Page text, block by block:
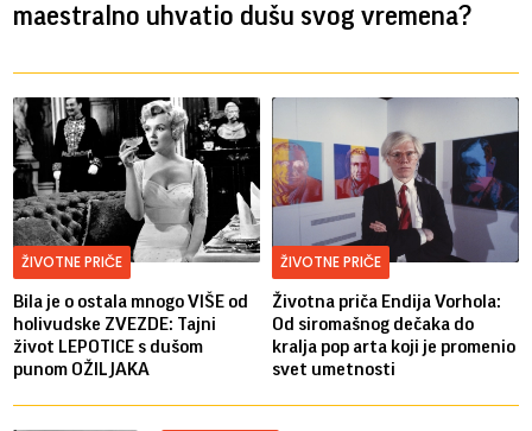
maestralno uhvatio dušu svog vremena?
ŽIVOTNE PRIČE
Bila je o ostala mnogo VIŠE od
holivudske ZVEZDE: Tajni
život LEPOTICE s dušom
punom OŽILJAKA
ŽIVOTNE PRIČE
Životna priča Endija Vorhola:
Od siromašnog dečaka do
kralja pop arta koji je promenio
svet umetnosti